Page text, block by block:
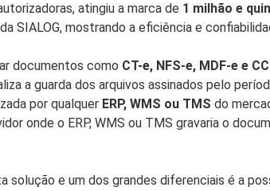
atingiu a marca de 1 milhão e
SIALOG, mostrando a eficiência e
documentos como CT-e, NFS-e, MDF-e e
a guarda dos arquivos assinados pelo
por qualquer ERP, WMS ou TMS do
onde o ERP, WMS ou TMS gravaria o
e um dos grandes diferenciais é a